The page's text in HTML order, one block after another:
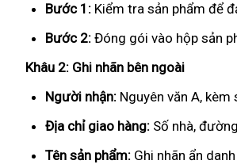
Bước 1: Kiểm tra sản phẩm để
Bước 2: Đóng gói vào hộp sản
Khâu 2: Ghi nhãn bên ngoài
Người nhận: Nguyên văn A,
Địa chỉ giao hàng: Số nhà,
Tên sản phẩm: Ghi nhãn ẩn